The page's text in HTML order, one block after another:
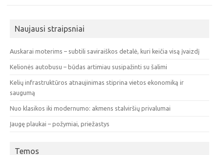
Naujausi straipsniai
Auskarai moterims – subtili saviraiškos detalė, kuri keičia visą įvaizdį
Kelionės autobusu – būdas artimiau susipažinti su šalimi
Kelių infrastruktūros atnaujinimas stiprina vietos ekonomiką ir
saugumą
Nuo klasikos iki modernumo: akmens stalviršių privalumai
Įaugę plaukai – požymiai, priežastys
Temos